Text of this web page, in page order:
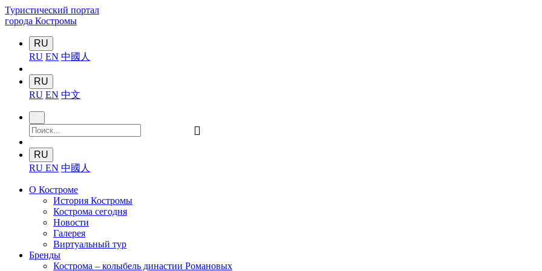
Туристический портал
города Костромы
RU
RU EN 中國人
RU
RU EN 中文
󰍉
RU
RU EN 中國人
О Костроме
История Костромы
Кострома сегодня
Новости
Галерея
Виртуальный тур
Бренды
Кострома – колыбель династии Романовых